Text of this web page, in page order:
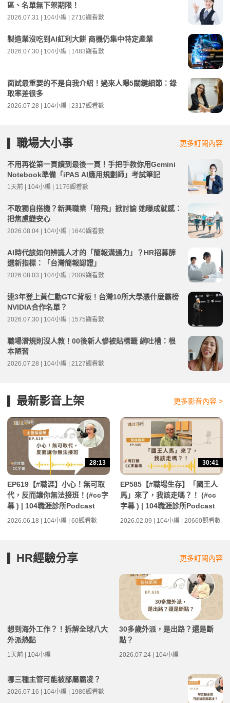
區、名單無下架期限！
2026.07.31 | 104小編 | 2710觀看數
製造業沒吃到AI紅利大餅 商機仍集中特定產業
2026.07.30 | 104小編 | 1483觀看數
面試最重要的不是自我介紹！過來人曝5關鍵細節：錄
取率差很多
2026.07.28 | 104小編 | 2317觀看數
職場大小事 更多訂閱內容
不用再從第一頁讀到最後一頁！手把手教你用Gemini
Notebook準備「iPAS AI應用規劃師」考試筆記
1天前 | 104小編 | 1176觀看數
不敢獨自搭機？新興職業「陪飛」掀討論 她曝成就感：
把焦慮變安心
2026.08.04 | 104小編 | 1640觀看數
AI時代該如何辨識人才的「簡報溝通力」？HR招募篩
選新指標：「台灣簡報認證」
2026.08.03 | 104小編 | 2009觀看數
連3年登上黃仁勳GTC背板！台灣10所大學憑什麼霸榜
NVIDIA合作名單？
2026.07.30 | 104小編 | 1575觀看數
職場潛規則沒人教！00後新人慘被貼標籤 網吐槽：根
本陋習
2026.07.28 | 104小編 | 2127觀看數
最新影音上架 更多影音內容 >
28:13
EP619【#職涯】小心！無可取
代，反而讓你無法接班！(#cc字
幕 ) | 104職涯診所Podcast
2026.06.18 | 104小編 | 60觀看數
30:41
EP585【#職場生存】「國王人
馬」來了，我該走嗎？！ (#cc
字幕 ) | 104職涯診所Podcast
2026.02.09 | 104小編 | 20660觀看數
HR經驗分享 更多訂閱內容
想到海外工作？！拆解全球八大
外派熱點
1天前 | 104小編
30多歲外派，是出路？還是斷
點？
2026.07.24 | 104小編
哪三種主管可能被部屬霸凌？
2026.07.16 | 104小編 | 1986觀看數